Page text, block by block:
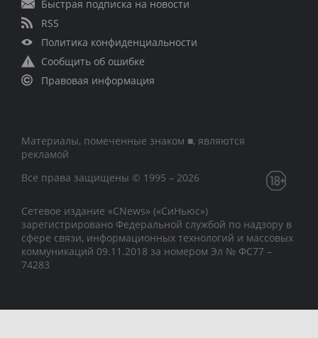
Быстрая подписка на новости
RSS
Политика конфиденциальности
Сообщить об ошибке
Правовая информация
Материалы, помеченные знаком ■, являются
рекламой
Все права защищены © 1995 – 2026
Сетевое издание «CNews» («СиНьюс»)
зарегистрировано Федеральной службой по надзору в
сфере связи, информационных технологий и массовых
коммуникаций 09.11.2018 за номером Эл № ФС77 –
74283